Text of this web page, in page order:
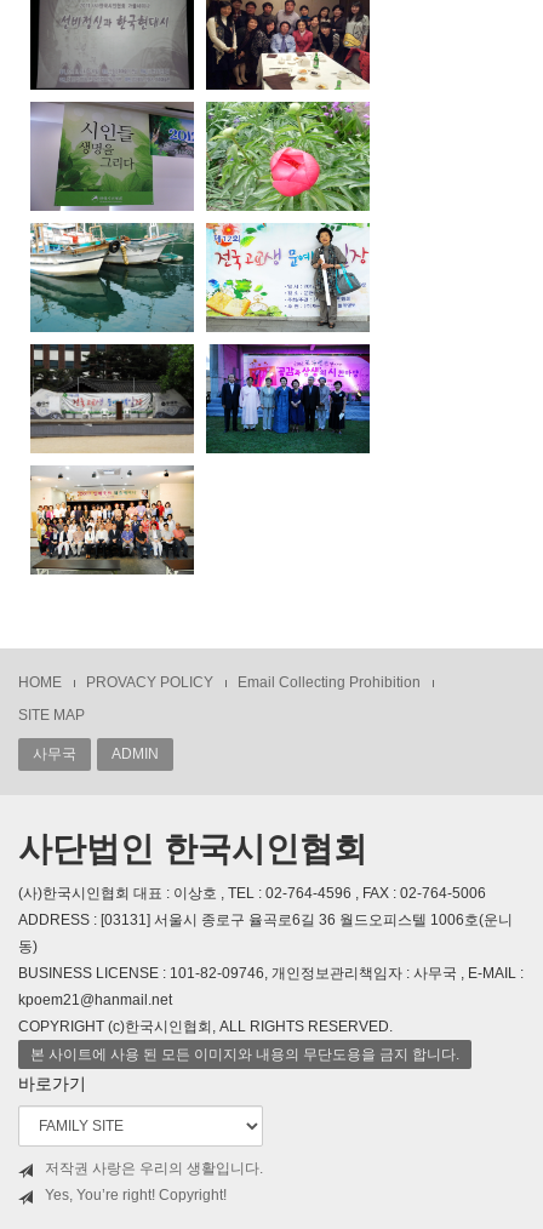
HOME PROVACY POLICY
Email Collecting Prohibition
SITE MAP
사무국 ADMIN
사단법인 한국시인협회
(사)한국시인협회 대표 : 이상호 , TEL : 02-764-4596 , FAX : 02-764-5006
ADDRESS : [03131] 서울시 종로구 율곡로6길 36 월드오피스텔 1006호(운니
동)
BUSINESS LICENSE : 101-82-09746, 개인정보관리책임자 : 사무국 , E-MAIL :
kpoem21@hanmail.net
COPYRIGHT (c)한국시인협회, ALL RIGHTS RESERVED.
본 사이트에 사용 된 모든 이미지와 내용의 무단도용을 금지 합니다.
바로가기
저작권 사랑은 우리의 생활입니다.
Yes, You’re right! Copyright!